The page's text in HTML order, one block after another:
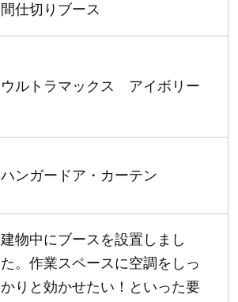
間仕切りブース
ウルトラマックス アイボリー
ハンガードア・カーテン
建物中にブースを設置しまし
た。作業スペースに空調をしっ
かりと効かせたい！といった要